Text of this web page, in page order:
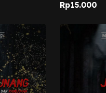
Rp15.000